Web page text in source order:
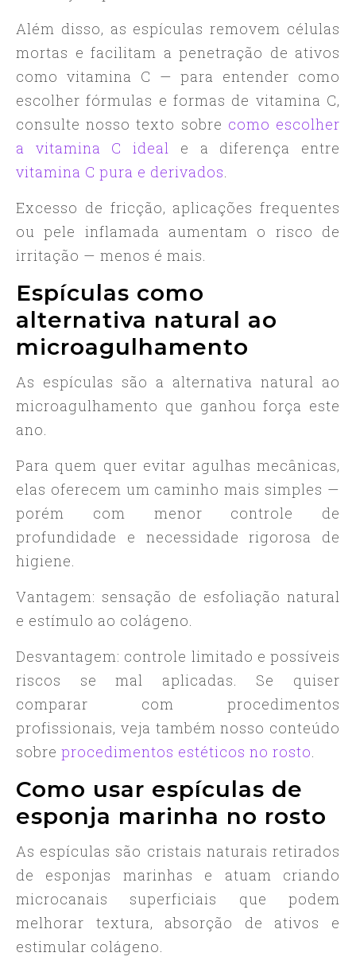
Além disso, as espículas removem células
mortas e facilitam a penetração de ativos
como vitamina C — para entender como
escolher fórmulas e formas de vitamina C,
consulte nosso texto sobre como escolher
a vitamina C ideal e a diferença entre
vitamina C pura e derivados.
Excesso de fricção, aplicações frequentes
ou pele inflamada aumentam o risco de
irritação — menos é mais.
Espículas como
alternativa natural ao
microagulhamento
As espículas são a alternativa natural ao
microagulhamento que ganhou força este
ano.
Para quem quer evitar agulhas mecânicas,
elas oferecem um caminho mais simples —
porém com menor controle de
profundidade e necessidade rigorosa de
higiene.
Vantagem: sensação de esfoliação natural
e estímulo ao colágeno.
Desvantagem: controle limitado e possíveis
riscos se mal aplicadas. Se quiser
comparar com procedimentos
profissionais, veja também nosso conteúdo
sobre procedimentos estéticos no rosto.
Como usar espículas de
esponja marinha no rosto
As espículas são cristais naturais retirados
de esponjas marinhas e atuam criando
microcanais superficiais que podem
melhorar textura, absorção de ativos e
estimular colágeno.